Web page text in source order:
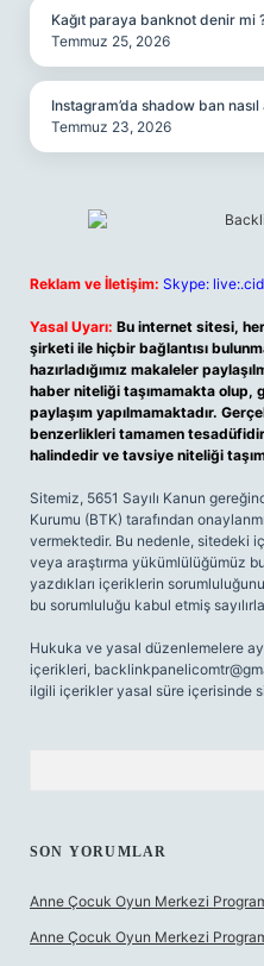
Kağıt paraya banknot denir mi
Temmuz 25, 2026
Instagram’da shadow ban nasıl
Temmuz 23, 2026
Reklam ve İletişim: Skype:
Yasal Uyarı: Bu internet sitesi,
şirketi ile hiçbir bağlantısı
hazırladığımız makaleler
haber niteliği taşımamakta olup,
paylaşım yapılmamaktadır.
benzerlikleri tamamen
halindedir ve tavsiye niteliği
Sitemiz, 5651 Sayılı Kanun
Kurumu (BTK) tarafından
vermektedir. Bu nedenle, sitedeki
veya araştırma yükümlülüğümüz
yazdıkları içeriklerin
bu sorumluluğu kabul etmiş
Hukuka ve yasal düzenlemelere
içerikleri,
ilgili içerikler yasal süre içerisinde
SON YORUMLAR
Anne Çocuk Oyun Merkezi
Anne Çocuk Oyun Merkezi